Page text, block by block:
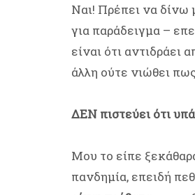
Ναι! Πρέπει να δίνω
για παράδειγμα –
είναι ότι αντιδράει
άλλη ούτε νιώθει
ΔΕΝ πιστεύει ότι
Μου το είπε
πανδημία, επειδή